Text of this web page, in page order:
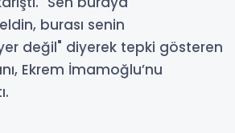
burası senin
değil" diyerek tepki gösteren
Ekrem İmamoğlu’nu